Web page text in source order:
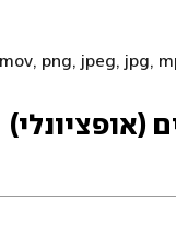
(אופציונלי)